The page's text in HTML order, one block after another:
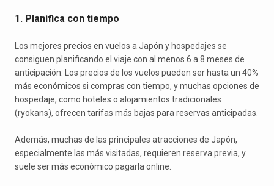
1. Planifica con tiempo
Los mejores precios en vuelos a Japón y hospedajes se
consiguen planificando el viaje con al menos 6 a 8 meses de
anticipación. Los precios de los vuelos pueden ser hasta un 40%
más económicos si compras con tiempo, y muchas opciones de
hospedaje, como hoteles o alojamientos tradicionales
(ryokans), ofrecen tarifas más bajas para reservas anticipadas.
Además, muchas de las principales atracciones de Japón,
especialmente las más visitadas, requieren reserva previa, y
suele ser más económico pagarla online.